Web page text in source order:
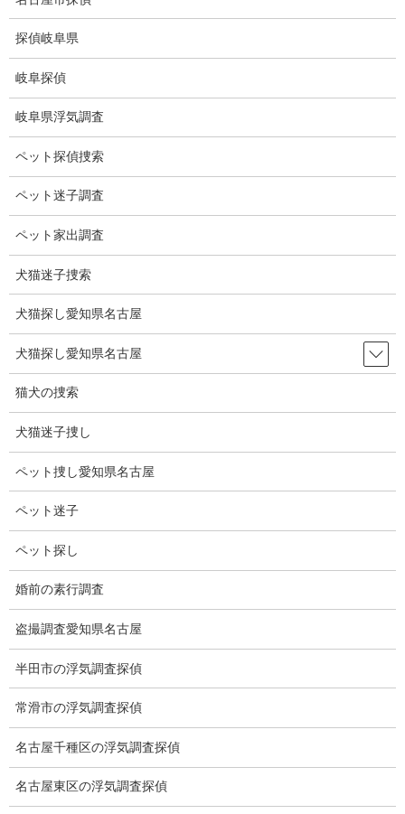
に
動
ョ
に
動
ブログ
HOME ブログ
2022-02-14
ブログ
5冠
藤井聡太四冠、史上最年少の五冠達成。
同じ愛知県民として誇らしいです。
瀬戸市では大盛り上がりでしょうね。
一体脳はどうなっているのでしょうか？
こうなったら八冠達成して欲しいですね。
カテゴリー ブログ
ブログ
探偵岐阜県
岐阜探偵
岐阜県浮気調査
ペット探偵捜索
ペット迷子調査
ペット家出調査
犬猫迷子捜索
犬猫探し愛知県名古屋
犬猫探し愛知県名古屋
猫犬の捜索
犬猫迷子捜し
ペット捜し愛知県名古屋
ペット迷子
ペット探し
婚前の素行調査
盗撮調査愛知県名古屋
半田市の浮気調査探偵
常滑市の浮気調査探偵
名古屋千種区の浮気調査探偵
名古屋東区の浮気調査探偵